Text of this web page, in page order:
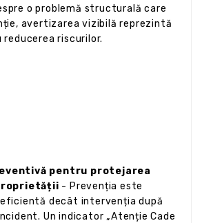
o problemă structurală care
avertizarea vizibilă reprezintă
riscurilor.
pentru protejarea
- Prevenția este
decât intervenția după
Un indicator „Atenție Cade